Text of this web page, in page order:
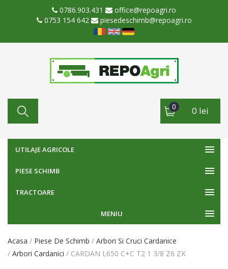
0786.903.431
office@repoagri.ro
0753 154 642
piesedeschimb@repoagri.ro
0 0 lei
UTILAJE AGRICOLE
PIESE SCHIMB
TRACTOARE
MENIU
Acasa Piese De Schimb
Arbori Si Cruci Cardanice
Arbori Cardanici
CARDAN L650 C+C T2 1 3/8 Z6 ZK